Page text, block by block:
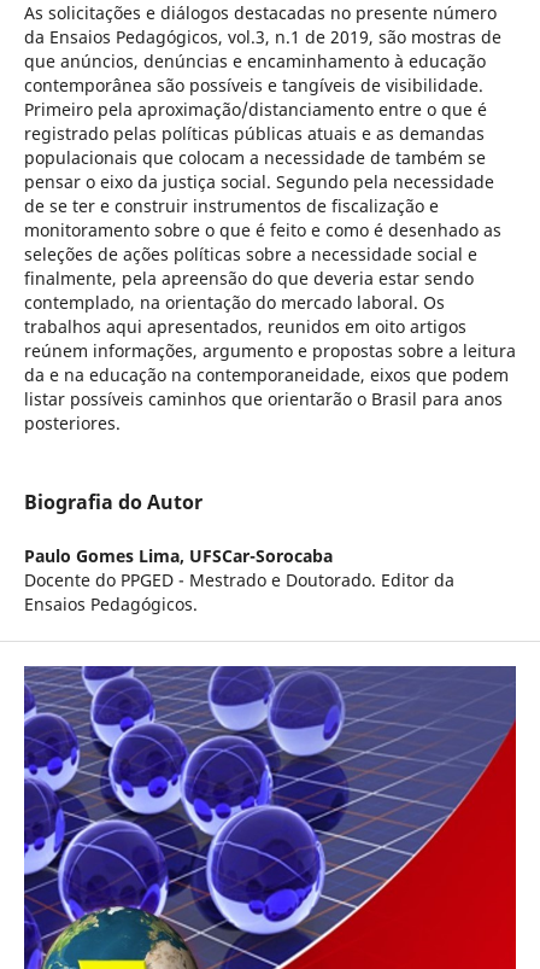
As solicitações e diálogos destacadas no presente número
da Ensaios Pedagógicos, vol.3, n.1 de 2019, são mostras de
que anúncios, denúncias e encaminhamento à educação
contemporânea são possíveis e tangíveis de visibilidade.
Primeiro pela aproximação/distanciamento entre o que é
registrado pelas políticas públicas atuais e as demandas
populacionais que colocam a necessidade de também se
pensar o eixo da justiça social. Segundo pela necessidade
de se ter e construir instrumentos de fiscalização e
monitoramento sobre o que é feito e como é desenhado as
seleções de ações políticas sobre a necessidade social e
finalmente, pela apreensão do que deveria estar sendo
contemplado, na orientação do mercado laboral. Os
trabalhos aqui apresentados, reunidos em oito artigos
reúnem informações, argumento e propostas sobre a leitura
da e na educação na contemporaneidade, eixos que podem
listar possíveis caminhos que orientarão o Brasil para anos
posteriores.
Biografia do Autor
Paulo Gomes Lima, UFSCar-Sorocaba
Docente do PPGED - Mestrado e Doutorado. Editor da
Ensaios Pedagógicos.